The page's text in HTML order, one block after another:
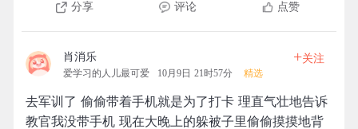
分享 评论 点赞
肖消乐
爱学习的人儿最可爱 10月9日 21时57分 精选
+关注
去军训了 偷偷带着手机就是为了打卡 理直气壮地告诉
教官我没带手机 现在大晚上的躲被子里偷偷摸摸地背